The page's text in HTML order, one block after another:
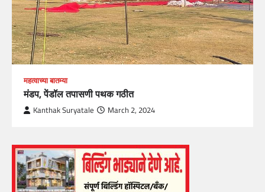
महत्वाच्या बातम्या
मंडप, पेंडॉल तपासणी पथक गठीत
Kanthak Suryatale March 2, 2024